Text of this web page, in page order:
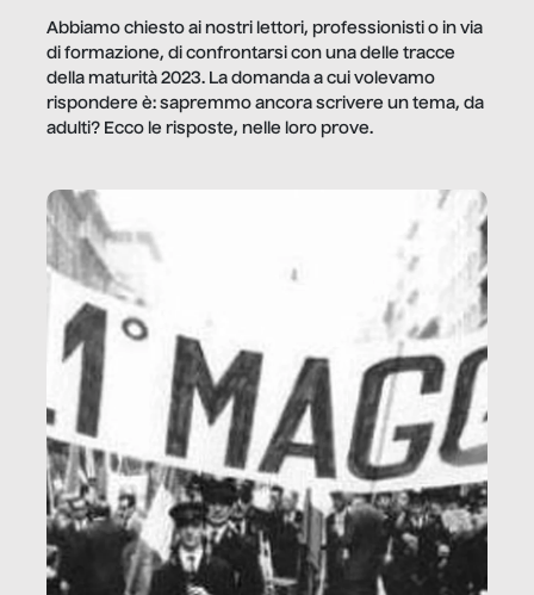
Abbiamo chiesto ai nostri lettori, professionisti o in via
di formazione, di confrontarsi con una delle tracce
della maturità 2023. La domanda a cui volevamo
rispondere è: sapremmo ancora scrivere un tema, da
adulti? Ecco le risposte, nelle loro prove.